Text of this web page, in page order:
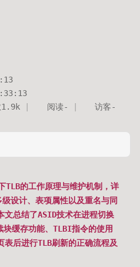
1.9k 阅读- 访客-
TLB的工作原理与维护机制，详
设计、表项属性以及重名与同
文总结了ASID技术在进程切换
缓存功能、TLBI指令的使用
后进行TLB刷新的正确流程及